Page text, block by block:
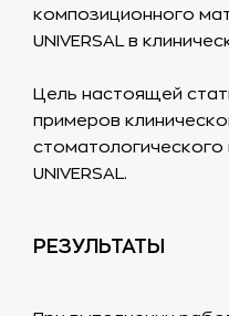
композиционного
UNIVERSAL в
Цель настоящей
примеров
стоматологического
UNIVERSAL.
РЕЗУЛЬТАТЫ